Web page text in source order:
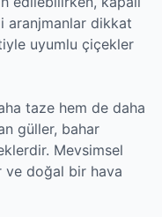
aranjmanlar dikkat
uyumlu çiçekler
taze hem de daha
güller, bahar
Mevsimsel
ve doğal bir hava